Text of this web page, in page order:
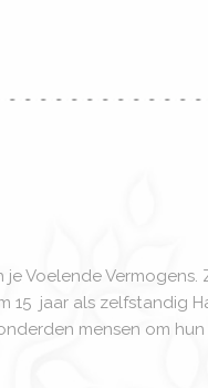
Voelende Vermogens.
15 jaar als zelfstandig
mensen om